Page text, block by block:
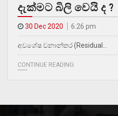
දැක්මට බිලි වෙයි ද ?
30 Dec 2020 6.26 pm
අවශේෂ වනාන්තර (Residual…
CONTINUE READING